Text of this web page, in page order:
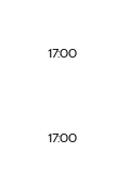
17:00
17:00